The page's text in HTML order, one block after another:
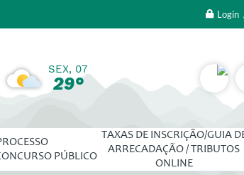
Login
SEX, 07
29°
PÚBLICO
TAXAS DE INSCRIÇÃO/GUIA
ARRECADAÇÃO / TRIBUTOS
ONLINE